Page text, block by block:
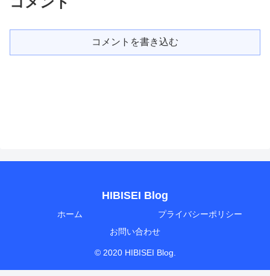
コメントを書き込む
HIBISEI Blog
ホーム
プライバシーポリシー
お問い合わせ
© 2020 HIBISEI Blog.